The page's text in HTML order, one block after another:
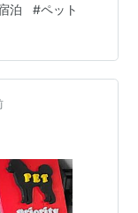
のお出かけに
以上に快適
した。 この記
・気になった
す。 【C…
泊 #ペット